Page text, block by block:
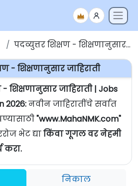
पदव्युत्तर शिक्षण - शिक्षणानुसार जाहिराती | Jobs For Post Graduation
- शिक्षणानुसार जाहिराती
- शिक्षणानुसार जाहिराती | Jobs
2026:नवीन जाहिरातींचे सर्वात
"www.MahaNMK.com"
भेट द्याकिंवा गूगल वर नेहमी
करा.
निकाल